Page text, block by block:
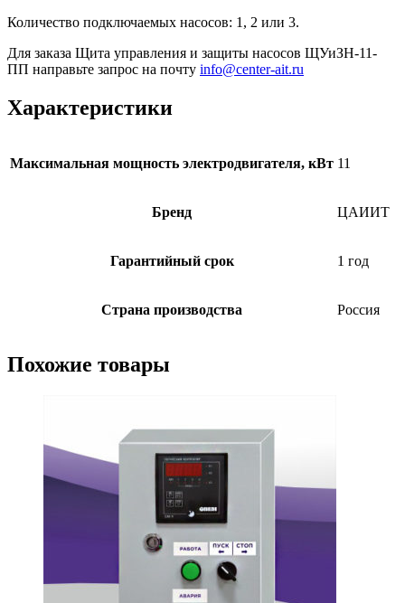
Количество подключаемых насосов: 1, 2 или 3.
Для заказа Щита управления и защиты насосов ЩУиЗН-11-
ПП направьте запрос на почту info@center-ait.ru
Характеристики
Максимальная мощность электродвигателя, кВт 11
Бренд ЦАИИТ
Гарантийный срок 1 год
Страна производства Россия
Похожие товары